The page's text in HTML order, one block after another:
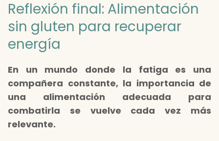
Reflexión final: Alimentación
sin gluten para recuperar
energía
En un mundo donde la fatiga es una
compañera constante, la importancia de
una alimentación adecuada para
combatirla se vuelve cada vez más
relevante.